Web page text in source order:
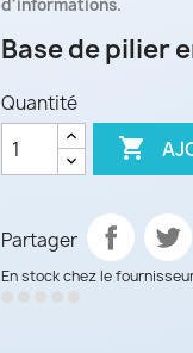
d'informations.
Base de pilier
Quantité

Partager
En stock chez le